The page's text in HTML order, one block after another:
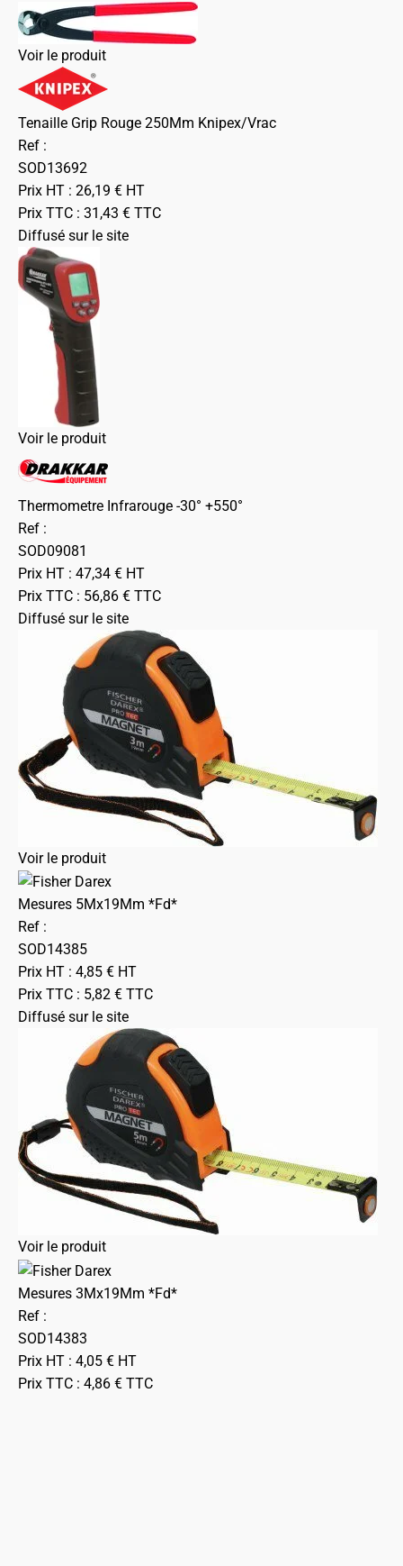
Voir le produit
Tenaille Grip Rouge 250Mm Knipex/Vrac
Ref :
SOD13692
Prix HT : 26,19 € HT
Prix TTC : 31,43 € TTC
Diffusé sur le site
Voir le produit
Thermometre Infrarouge -30° +550°
Ref :
SOD09081
Prix HT : 47,34 € HT
Prix TTC : 56,86 € TTC
Diffusé sur le site
Voir le produit
Mesures 5Mx19Mm *Fd*
Ref :
SOD14385
Prix HT : 4,85 € HT
Prix TTC : 5,82 € TTC
Diffusé sur le site
Voir le produit
Mesures 3Mx19Mm *Fd*
Ref :
SOD14383
Prix HT : 4,05 € HT
Prix TTC : 4,86 € TTC